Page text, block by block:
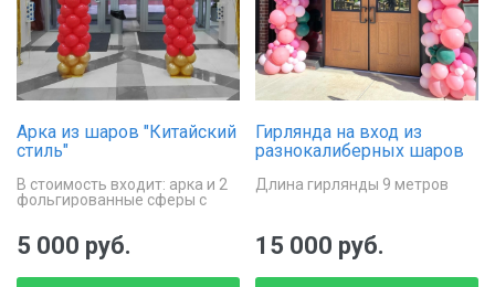
Арка из шаров "Китайский
стиль"
В стоимость входит: арка и 2
фольгированные сферы с
5 000 руб.
Гирлянда на вход из
разнокалиберных шаров
Длина гирлянды 9 метров
15 000 руб.